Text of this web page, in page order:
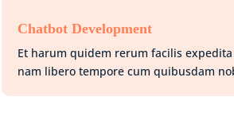
Chatbot Development
Et harum quidem rerum facilis
nam libero tempore cum quibusdam